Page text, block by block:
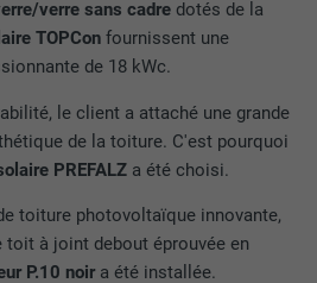
verre sans cadre dotés de la
TOPCon fournissent une
de 18 kWc.
le client a attaché une grande
de la toiture. C'est pourquoi
PREFALZ a été choisi.
toiture photovoltaïque innovante,
toit à joint debout éprouvée en
P.10 noir a été installée.